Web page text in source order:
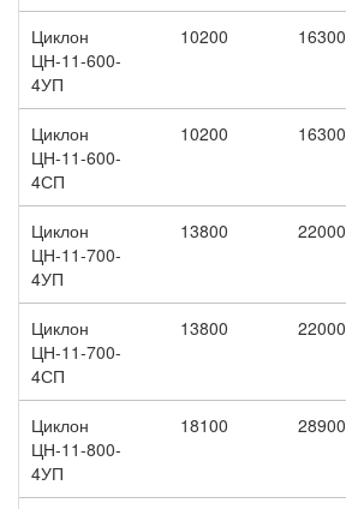
Циклон
ЦН-11-600-
4УП
10200 16300
Циклон
ЦН-11-600-
4СП
10200 16300
Циклон
ЦН-11-700-
4УП
13800 22000
Циклон
ЦН-11-700-
4СП
13800 22000
Циклон
ЦН-11-800-
4УП
18100 28900